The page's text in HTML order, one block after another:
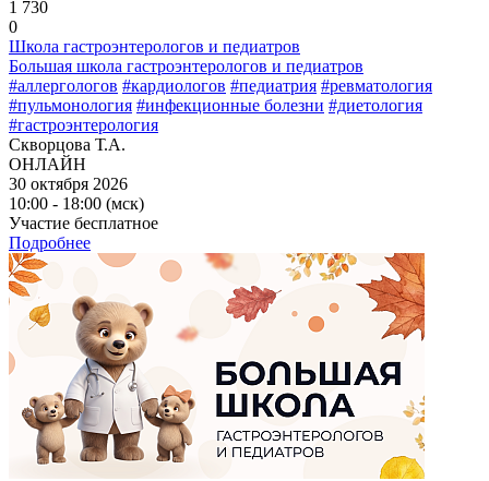
1 730
0
Школа гастроэнтерологов и педиатров
Большая школа гастроэнтерологов и педиатров
#аллергологов #кардиологов #педиатрия #ревматология
#пульмонология #инфекционные болезни #диетология
#гастроэнтерология
Скворцова Т.А.
ОНЛАЙН
30 октября 2026
10:00 - 18:00 (мск)
Участие бесплатное
Подробнее